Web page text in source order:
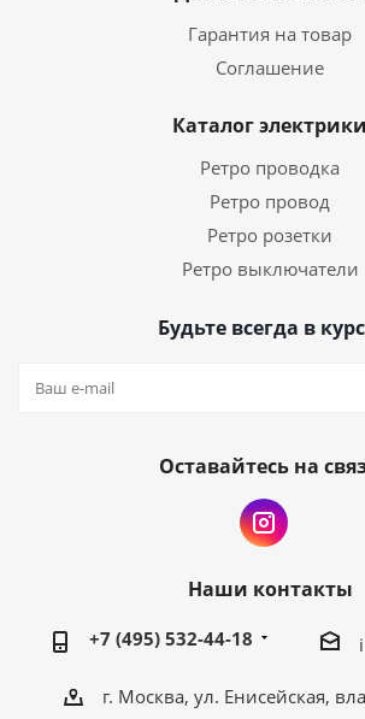
Гарантия на товар
Соглашение
Каталог электрики
Ретро проводка
Ретро провод
Ретро розетки
Ретро выключатели
Будьте всегда в
Оставайтесь на
Наши контакты
+7 (495) 532-44-18
г. Москва, ул. Енисейская,